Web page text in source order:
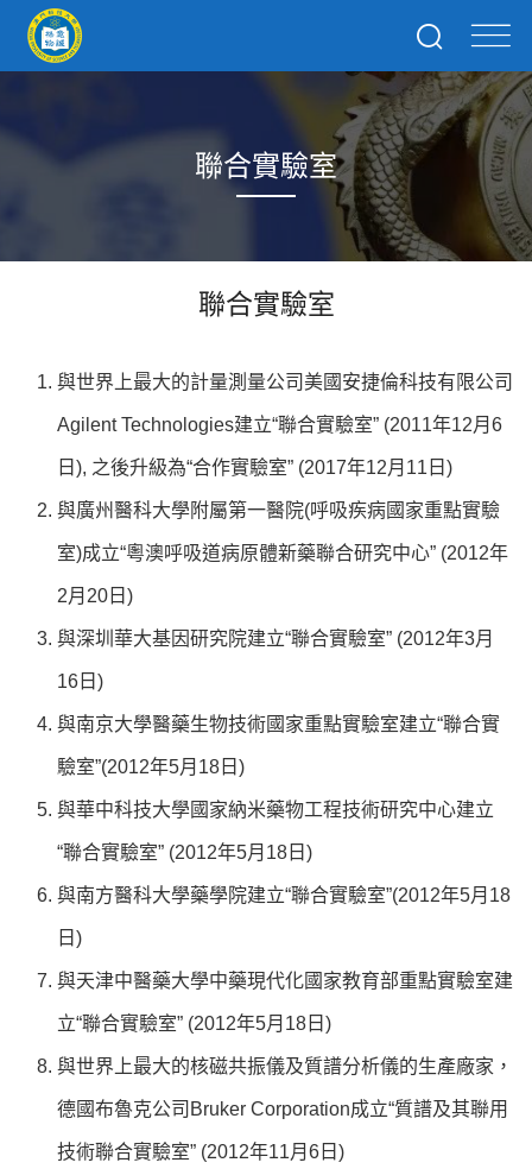
聯合實驗室
聯合實驗室
與世界上最大的計量測量公司美國安捷倫科技有限公司
Agilent Technologies建立“聯合實驗室” (2011年12月6
日), 之後升級為“合作實驗室” (2017年12月11日)
與廣州醫科大學附屬第一醫院(呼吸疾病國家重點實驗
室)成立“粵澳呼吸道病原體新藥聯合研究中心” (2012年
2月20日)
與深圳華大基因研究院建立“聯合實驗室” (2012年3月
16日)
與南京大學醫藥生物技術國家重點實驗室建立“聯合實
驗室”(2012年5月18日)
與華中科技大學國家納米藥物工程技術研究中心建立
“聯合實驗室” (2012年5月18日)
與南方醫科大學藥學院建立“聯合實驗室”(2012年5月18
日)
與天津中醫藥大學中藥現代化國家教育部重點實驗室建
立“聯合實驗室” (2012年5月18日)
與世界上最大的核磁共振儀及質譜分析儀的生產廠家，
德國布魯克公司Bruker Corporation成立“質譜及其聯用
技術聯合實驗室” (2012年11月6日)